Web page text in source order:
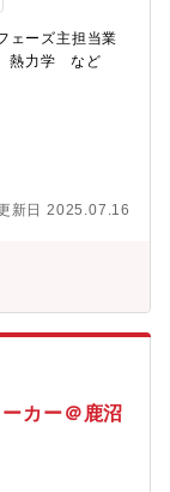
ェーズ主担当業
熱力学 など
新日 2025.07.16
カー＠鹿沼